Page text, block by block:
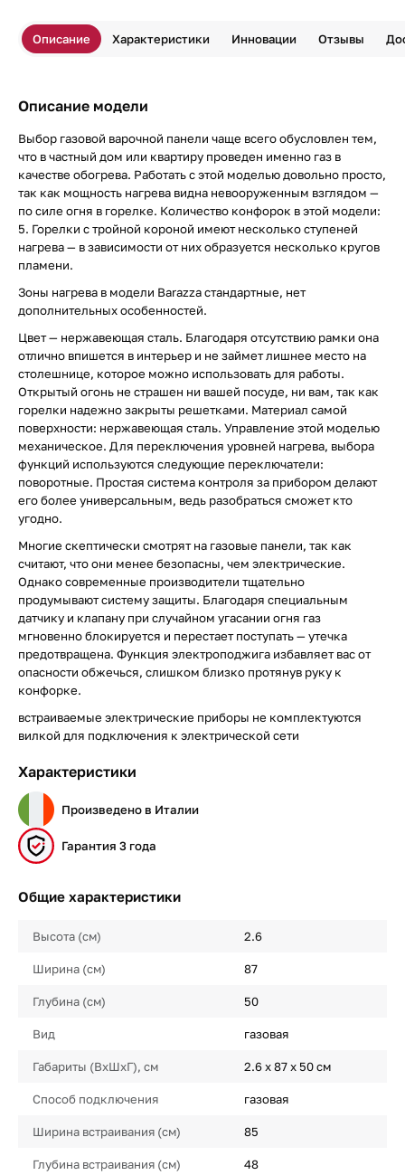
Описание Характеристики Инновации Отзывы
Описание модели
Выбор газовой варочной панели чаще всего обусловлен тем,
что в частный дом или квартиру проведен именно газ в
качестве обогрева. Работать с этой моделью довольно просто,
так как мощность нагрева видна невооруженным взглядом —
по силе огня в горелке. Количество конфорок в этой модели:
5. Горелки с тройной короной имеют несколько ступеней
нагрева — в зависимости от них образуется несколько кругов
пламени.
Зоны нагрева в модели Barazza стандартные, нет
дополнительных особенностей.
Цвет — нержавеющая сталь. Благодаря отсутствию рамки она
отлично впишется в интерьер и не займет лишнее место на
столешнице, которое можно использовать для работы.
Открытый огонь не страшен ни вашей посуде, ни вам, так как
горелки надежно закрыты решетками. Материал самой
поверхности: нержавеющая сталь. Управление этой моделью
механическое. Для переключения уровней нагрева, выбора
функций используются следующие переключатели:
поворотные. Простая система контроля за прибором делают
его более универсальным, ведь разобраться сможет кто
угодно.
Многие скептически смотрят на газовые панели, так как
считают, что они менее безопасны, чем электрические.
Однако современные производители тщательно
продумывают систему защиты. Благодаря специальным
датчику и клапану при случайном угасании огня газ
мгновенно блокируется и перестает поступать — утечка
предотвращена. Функция электроподжига избавляет вас от
опасности обжечься, слишком близко протянув руку к
конфорке.
встраиваемые электрические приборы не комплектуются
вилкой для подключения к электрической сети
Характеристики
Произведено в Италии
Гарантия 3 года
Общие характеристики
Высота (см) 2.6
Ширина (см) 87
Глубина (см) 50
Вид газовая
Габариты (ВхШхГ), см 2.6 х 87 х 50 см
Способ подключения газовая
Ширина встраивания (см) 85
Глубина встраивания (см) 48